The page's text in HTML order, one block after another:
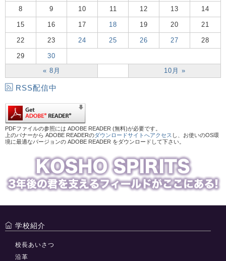
« 8月 10月 »
8 9 10 11 12 13 14
15 16 17 18 19 20 21
22 23 24 25 26 27 28
29 30
RSS配信中
PDFファイルの参照には ADOBE READER (無料)が必要です。
上のバナーから ADOBE READERのダウンロードサイトへアクセス し、お使いのOS環
境に最適なバージョンの ADOBE READER をダウンロードして下さい。
学校紹介
校長あいさつ
沿革